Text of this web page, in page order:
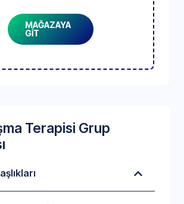
MAĞAZAYA
GİT
Terapisi Grup